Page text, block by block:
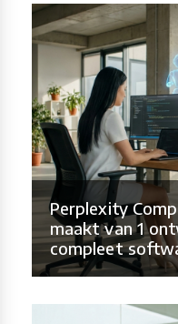
Perplexity
maakt van 1
compleet